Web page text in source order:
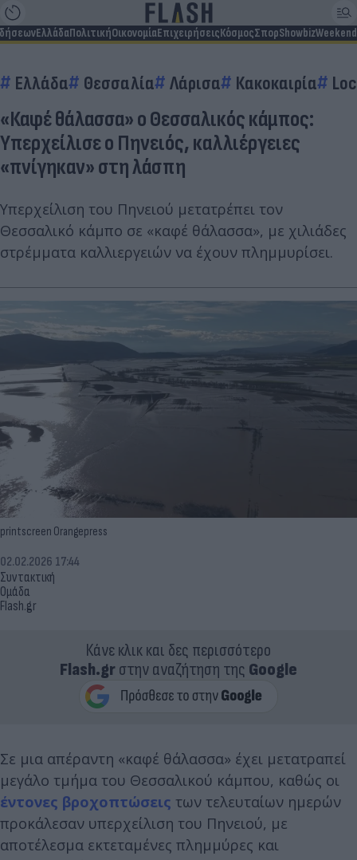
ΕλλάδαΠολιτικήΟικονομίαΕπιχειρήσειςΚόσμοςΣπορShowbizWeekend
Ελλάδα Θεσσαλία Λάρισα Κακοκαιρία
«Καφέ θάλασσα» ο Θεσσαλικός κάμπος:
Υπερχείλισε ο Πηνειός, καλλιέργειες
«πνίγηκαν» στη λάσπη
Υπερχείλιση του Πηνειού μετατρέπει τον
Θεσσαλικό κάμπο σε «καφέ θάλασσα», με χιλιάδες
στρέμματα καλλιεργειών να έχουν πλημμυρίσει.
printscreen Orangepress
Συντακτική
Ομάδα
Flash.gr
02.02.2026 17:44
Κάνε κλικ και δες περισσότερο
Flash.grστην αναζήτηση της Google
Σε μια απέραντη «καφέ θάλασσα» έχει μετατραπεί
μεγάλο τμήμα του Θεσσαλικού κάμπου, καθώς οι
έντονες βροχοπτώσεις των τελευταίων ημερών
προκάλεσαν υπερχείλιση του Πηνειού, με
αποτέλεσμα εκτεταμένες πλημμύρες και